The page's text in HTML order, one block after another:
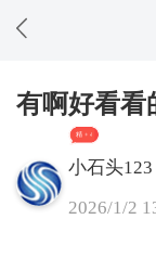
有啊好看看
精 + 4
小石头123
2026/1/2